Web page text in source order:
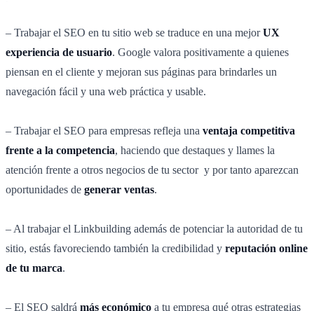
– Trabajar el SEO en tu sitio web se traduce en una mejorUX
experiencia de usuario. Google valora positivamente a quienes
piensan en el cliente y mejoran sus páginas para brindarles un
navegación fácil y una web práctica y usable.
– Trabajar el SEO para empresas refleja una ventaja competitiva
frente a la competencia, haciendo que destaques y llames la
atención frente a otros negocios de tu sector y por tanto aparezcan
oportunidades de generar ventas.
– Al trabajar el Linkbuilding además de potenciar la autoridad de tu
sitio, estás favoreciendo también la credibilidad y reputación online
de tu marca.
– El SEO saldrá más económico a tu empresa qué otras estrategias